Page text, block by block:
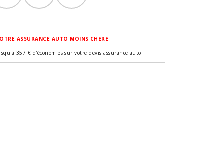
ASSURANCE AUTO MOINS CHERE
357 € d'économies sur votre devis assurance auto